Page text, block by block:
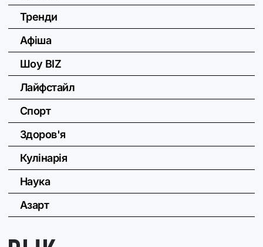
Тренди
Афіша
Шоу BIZ
Лайфстайл
Спорт
Здоров'я
Кулінарія
Наука
Азарт